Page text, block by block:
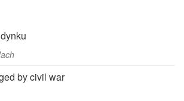
by civil war